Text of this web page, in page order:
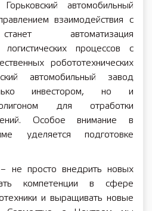
автомобильный
взаимодействия с
автоматизация
процессов с
робототехнических
автомобильный завод
инвестором, но и
для отработки
Особое внимание в
уделяется подготовке
не просто внедрить новых
компетенции в сфере
и выращивать новые